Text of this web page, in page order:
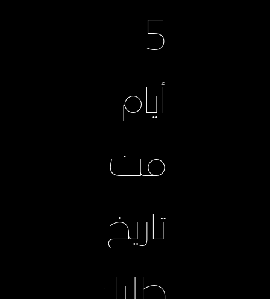
5
أيام
من
تاريخ